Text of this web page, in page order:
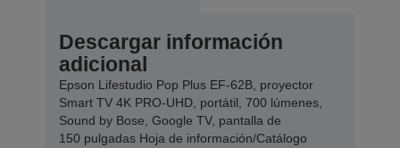
Descargar información
adicional
Epson Lifestudio Pop Plus EF-62B, proyector
Smart TV 4K PRO-UHD, portátil, 700 lúmenes,
Sound by Bose, Google TV, pantalla de
150 pulgadas Hoja de información/Catálogo